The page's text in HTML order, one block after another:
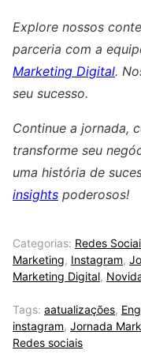
Explore nossos
parceria com a
Marketing Digital.
seu sucesso.
Continue a jornada,
transforme seu
uma história de
insights poderosos!
Categorias: Redes
Marketing, Instagram,
Marketing Digital,
Tags: aatualizações,
instagram, Jornada
Redes sociais